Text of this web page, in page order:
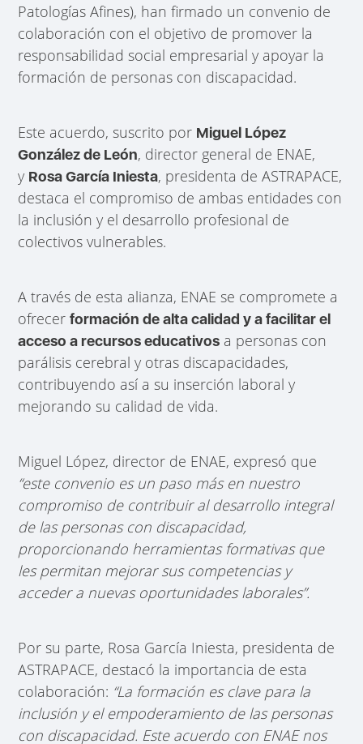
Patologías Afines), han firmado un convenio de
colaboración con el objetivo de promover la
responsabilidad social empresarial y apoyar la
formación de personas con discapacidad.
Este acuerdo, suscrito por Miguel López
González de León, director general de ENAE,
y Rosa García Iniesta, presidenta de ASTRAPACE,
destaca el compromiso de ambas entidades con
la inclusión y el desarrollo profesional de
colectivos vulnerables.
A través de esta alianza, ENAE se compromete a
ofrecerformación de alta calidad y a facilitar el
acceso a recursos educativos a personas con
parálisis cerebral y otras discapacidades,
contribuyendo así a su inserción laboral y
mejorando su calidad de vida.
Miguel López, director de ENAE, expresó que
“este convenio es un paso más en nuestro
compromiso de contribuir al desarrollo integral
de las personas con discapacidad,
proporcionando herramientas formativas que
les permitan mejorar sus competencias y
acceder a nuevas oportunidades laborales”.
Por su parte, Rosa García Iniesta, presidenta de
ASTRAPACE, destacó la importancia de esta
colaboración: “La formación es clave para la
inclusión y el empoderamiento de las personas
con discapacidad. Este acuerdo con ENAE nos